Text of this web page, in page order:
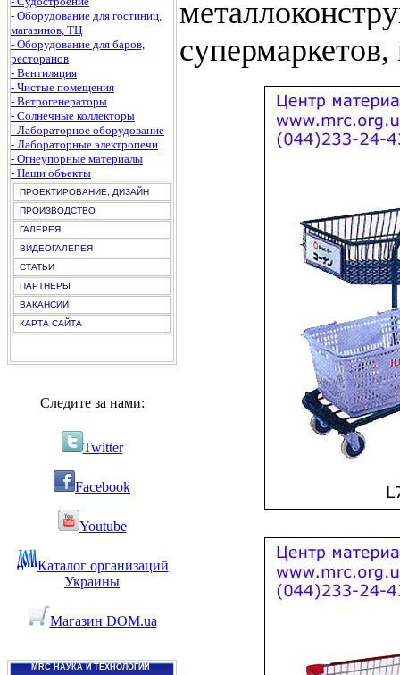
- Оборудование для гостиниц,
магазинов, ТЦ
- Оборудование для баров,
ресторанов
- Вентиляция
- Чистые помещения
- Ветрогенераторы
- Солнечные коллекторы
- Лабораторное оборудование
- Лабораторные электропечи
- Огнеупорные материалы
- Наши объекты
ПРОЕКТИРОВАНИЕ, ДИЗАЙН
ПРОИЗВОДСТВО
ГАЛЕРЕЯ
ВИДЕОГАЛЕРЕЯ
СТАТЬИ
ПАРТНЕРЫ
ВАКАНСИИ
КАРТА САЙТА
Следите за нами:
Twitter
Facebook
Youtube
Каталог организаций
Украины
Магазин DOM.ua
MRC НАУКА И ТЕХНОЛОГИИ